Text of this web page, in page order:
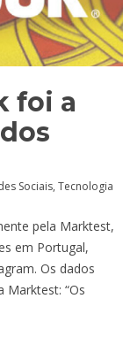
foi a
Sociais, Tecnologia
pela Marktest,
em Portugal,
Os dados
Marktest: “Os